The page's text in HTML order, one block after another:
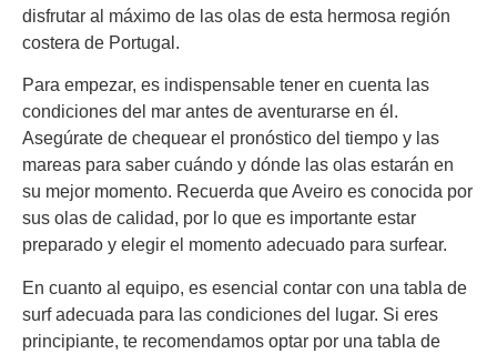
disfrutar al máximo de las olas de esta hermosa región
costera de Portugal.
Para empezar, es indispensable tener en cuenta las
condiciones del mar antes de aventurarse en él.
Asegúrate de chequear el pronóstico del tiempo y las
mareas para saber cuándo y dónde las olas estarán en
su mejor momento. Recuerda que Aveiro es conocida por
sus olas de calidad, por lo que es importante estar
preparado y elegir el momento adecuado para surfear.
En cuanto al equipo, es esencial contar con una tabla de
surf adecuada para las condiciones del lugar. Si eres
principiante, te recomendamos optar por una tabla de